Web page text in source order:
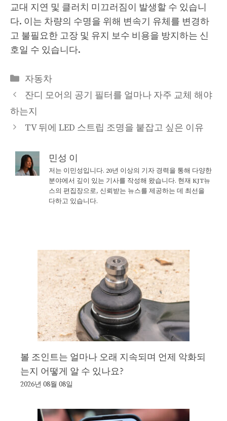
교대 지연 및 클러치 미끄러짐이 발생할 수 있습니
다. 이는 차량의 수명을 위해 변속기 유체를 변경하
고 불필요한 고장 및 유지 보수 비용을 방지하는 신
호일 수 있습니다.
Categories
자동차
잔디 모어의 공기 필터를 얼마나 자주 교체 해야
하는지
TV 뒤에 LED 스트립 조명을 붙잡고 싶은 이유
민성 이
저는 이민성입니다. 20년 이상의 기자 경력을 통해 다양한
분야에서 깊이 있는 기사를 작성해 왔습니다. 현재 KJT뉴
스의 편집장으로, 신뢰받는 뉴스를 제공하는 데 최선을
다하고 있습니다.
볼 조인트는 얼마나 오래 지속되며 언제 악화되
는지 어떻게 알 수 있나요?
2026년 08월 08일